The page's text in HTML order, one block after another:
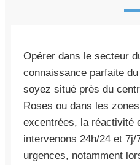
Opérer dans le secteur
connaissance parfaite
soyez situé près du
Roses ou dans les
excentrées, la réactivité
intervenons 24h/24 et 7j/
urgences, notamment